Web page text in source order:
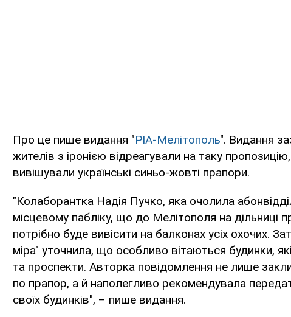
Про це пише видання "РІА-Мелітополь". Видання
жителів з іронією відреагували на таку
вивішували українські синьо-жовті прапори.
"Колаборантка Надія Пучко, яка очолила
місцевому пабліку, що до Мелітополя на дільниці
потрібно буде вивісити на балконах усіх охочих.
міра" уточнила, що особливо вітаються будинки,
та проспекти. Авторка повідомлення не лише
по прапор, а й наполегливо рекомендувала
своїх будинків", – пише видання.